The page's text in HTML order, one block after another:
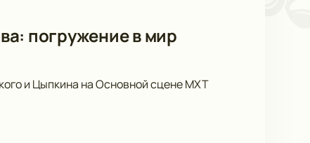
погружение в мир
и Цыпкина на Основной сцене МХТ